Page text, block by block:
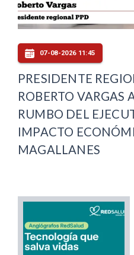
07-08-2026 11:45
PRESIDENTE
ROBERTO VARGAS
RUMBO DEL
IMPACTO
MAGALLANES